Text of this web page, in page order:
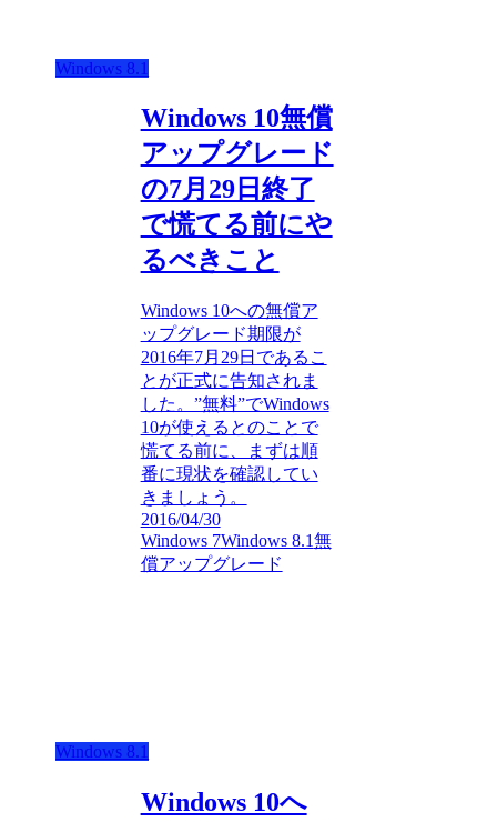
Windows 8.1
Windows 10無償
アップグレード
の7月29日終了
で慌てる前にや
るべきこと
Windows 10への無償ア
ップグレード期限が
2016年7月29日であるこ
とが正式に告知されま
した。”無料”でWindows
10が使えるとのことで
慌てる前に、まずは順
番に現状を確認してい
きましょう。
2016/04/30
Windows 7Windows 8.1無
償アップグレード
Windows 8.1
Windows 10へ